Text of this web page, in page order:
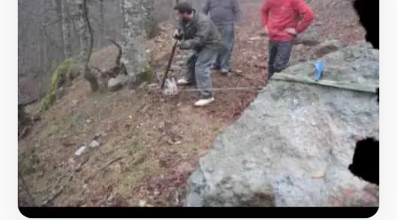
Actualités
Le groupe
Contact